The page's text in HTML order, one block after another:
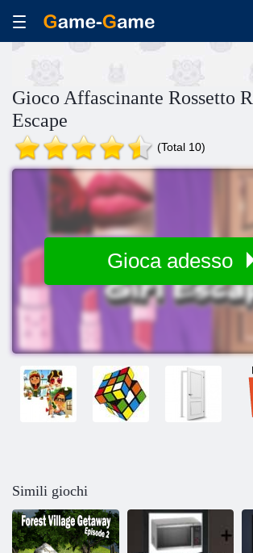
Gioco Affascinante Rossetto
Escape
(Total 10)
Gioca adesso
Simili giochi